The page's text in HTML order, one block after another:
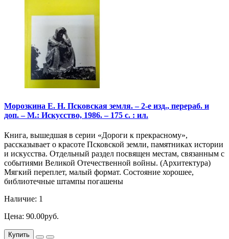
Морозкина Е. Н. Псковская земля. – 2-е изд., перераб. и
доп. – М.: Искусство, 1986. – 175 с. : ил.
Книга, вышедшая в серии «Дороги к прекрасному»,
рассказывает о красоте Псковской земли, памятниках истории
и искусства. Отдельный раздел посвящен местам, связанным с
событиями Великой Отечественной войны. (Архитектура)
Мягкий переплет, малый формат. Состояние хорошее,
библиотечные штампы погашены
Наличие: 1
Цена: 90.00руб.
Купить